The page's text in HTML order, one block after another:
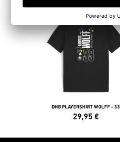
DHB PLAYERSHIRT WOLFF - 33
29,95 €